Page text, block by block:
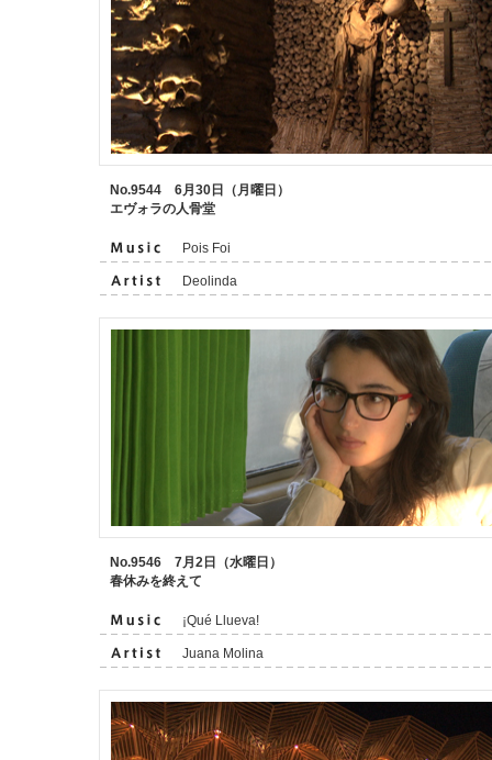
No.9544 6月30日（月曜日）
エヴォラの人骨堂
Pois Foi
Deolinda
No.9546 7月2日（水曜日）
春休みを終えて
¡Qué Llueva!
Juana Molina